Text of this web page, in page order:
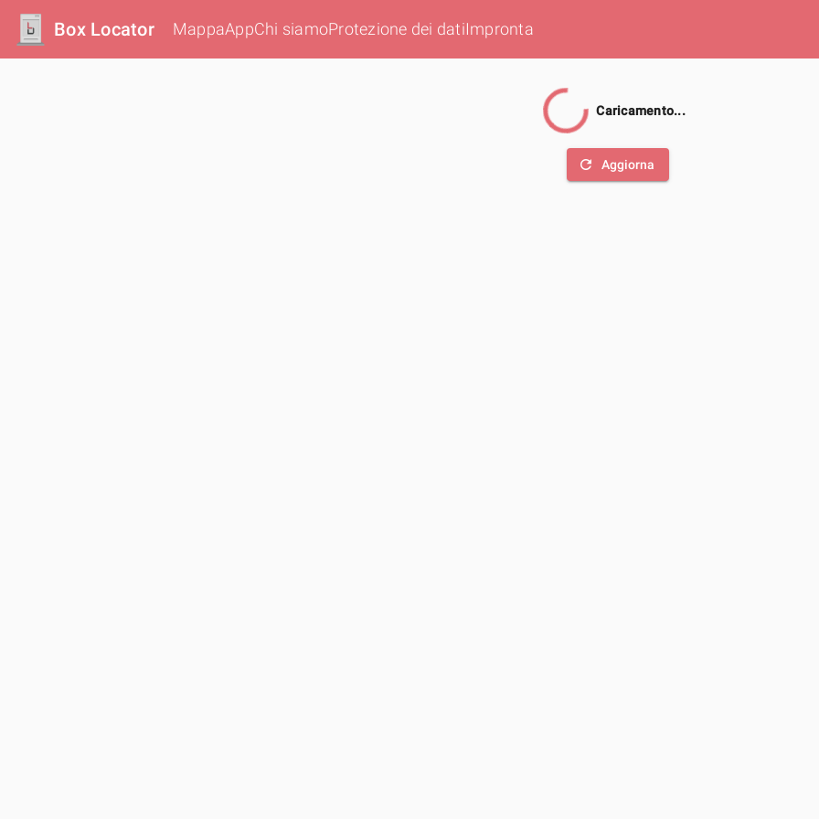
Box Locator MappaAppChi siamoProtezione dei datiImpronta
Caricamento...
refresh Aggiorna